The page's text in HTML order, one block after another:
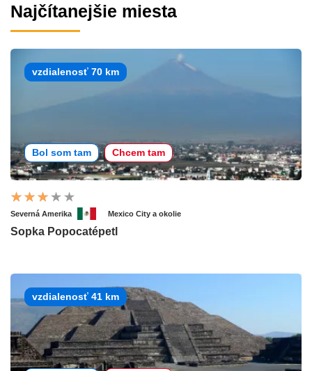
Najčítanejšie miesta
vzdialenosť 70 km
Bol som tam Chcem tam
Severná Amerika Mexico City a okolie
Sopka Popocatépetl
vzdialenosť 41 km